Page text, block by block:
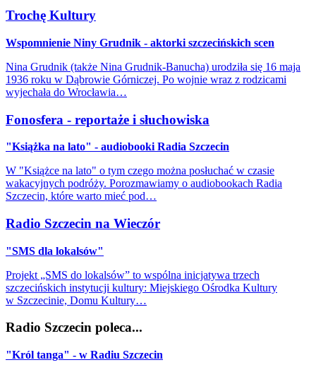
Trochę Kultury
Wspomnienie Niny Grudnik - aktorki szczecińskich scen
Nina Grudnik (także Nina Grudnik-Banucha) urodziła się 16 maja
1936 roku w Dąbrowie Górniczej. Po wojnie wraz z rodzicami
wyjechała do Wrocławia…
Fonosfera - reportaże i słuchowiska
"Książka na lato" - audiobooki Radia Szczecin
W "Książce na lato" o tym czego można posłuchać w czasie
wakacyjnych podróży. Porozmawiamy o audiobookach Radia
Szczecin, które warto mieć pod…
Radio Szczecin na Wieczór
"SMS dla lokalsów"
Projekt „SMS do lokalsów” to wspólna inicjatywa trzech
szczecińskich instytucji kultury: Miejskiego Ośrodka Kultury
w Szczecinie, Domu Kultury…
Radio Szczecin poleca...
"Król tanga" - w Radiu Szczecin